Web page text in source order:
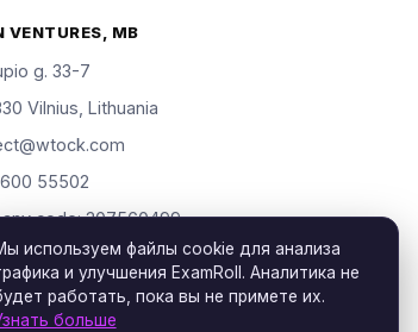
VENTURES, MB
g. 33-7
Vilnius, Lithuania
55502
code: 307560499
используем файлы cookie для анализа
и улучшения ExamRoll. Аналитика не
работать, пока вы не примете их.
больше